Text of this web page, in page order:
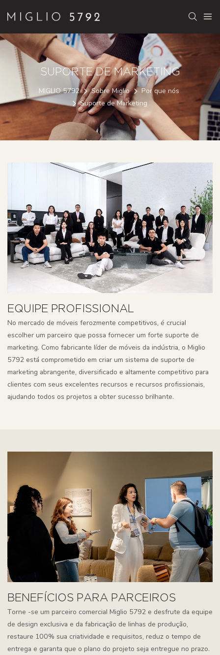
SUPORTE DE MARKETING
MIGLIO 5792 Sobre Miglio
Por que nós
Suporte de Marketing
EQUIPE PROFISSIONAL
No mercado de móveis ferozmente competitivos, é crucial
escolher um parceiro que possa fornecer um forte suporte de
marketing. Como fabricante líder de móveis da indústria, o Miglio
5792 está comprometido em criar um sistema de suporte de
marketing abrangente, diversificado e altamente competitivo para
clientes com seus excelentes recursos e recursos profissionais,
ajudando todos os projetos a obter sucesso brilhante.
BENEFÍCIOS PARA PARCEIROS
Torne -se um parceiro comercial Miglio 5792 e desfrute da equipe
de design exclusiva e da fabricação de linhas de produção,
restaure 100% sua criatividade e requisitos, reduz o tempo de
entrega e garanta que o plano do projeto seja entregue no prazo.